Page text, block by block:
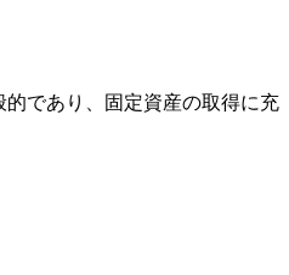
であり、固定資産の取得に充